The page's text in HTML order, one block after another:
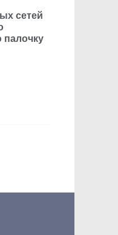
сетей